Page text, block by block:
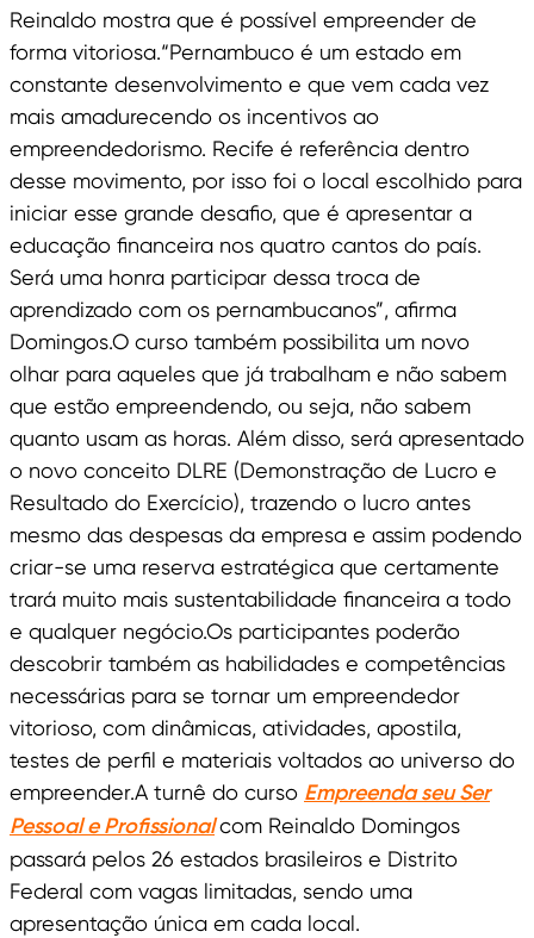
Reinaldo mostra que é possível empreender de
forma vitoriosa.“Pernambuco é um estado em
constante desenvolvimento e que vem cada vez
mais amadurecendo os incentivos ao
empreendedorismo. Recife é referência dentro
desse movimento, por isso foi o local escolhido para
iniciar esse grande desafio, que é apresentar a
educação financeira nos quatro cantos do país.
Será uma honra participar dessa troca de
aprendizado com os pernambucanos”, afirma
Domingos.O curso também possibilita um novo
olhar para aqueles que já trabalham e não sabem
que estão empreendendo, ou seja, não sabem
quanto usam as horas. Além disso, será apresentado
o novo conceito DLRE (Demonstração de Lucro e
Resultado do Exercício), trazendo o lucro antes
mesmo das despesas da empresa e assim podendo
criar-se uma reserva estratégica que certamente
trará muito mais sustentabilidade financeira a todo
e qualquer negócio.Os participantes poderão
descobrir também as habilidades e competências
necessárias para se tornar um empreendedor
vitorioso, com dinâmicas, atividades, apostila,
testes de perfil e materiais voltados ao universo do
empreender.A turnê do curso Empreenda seu Ser
Pessoal e Profissionalcom Reinaldo Domingos
passará pelos 26 estados brasileiros e Distrito
Federal com vagas limitadas, sendo uma
apresentação única em cada local.